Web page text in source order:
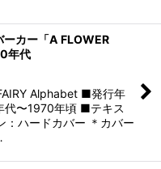
ーカー「A FLOWER
年代
Alphabet ■発行年
〜1970年頃 ■テキス
：ハードカバー ＊カバー